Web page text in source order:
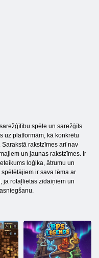
spēle un sarežģīts
uz platformām, kā konkrētu
rakstzīmes arī nav
un jaunas rakstzīmes. Ir
loģika, ātrumu un
ir sava tēma ar
ja rotaļlietas zīdaiņiem un